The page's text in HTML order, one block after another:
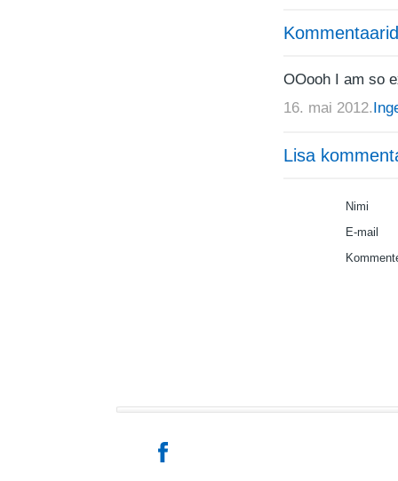
OOooh I am so
16. mai 2012.
Lisa
Nimi
E-mail